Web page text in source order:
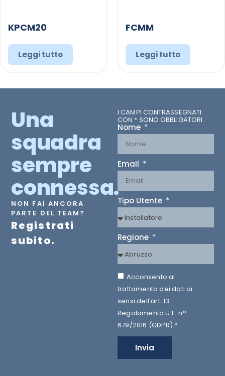
KPCM20
Leggi tutto
FCMM
Leggi tutto
Una
squadra
sempre
connessa.
NON FAI ANCORA
PARTE DEL TEAM?
Registrati
subito.
I CAMPI CONTRASSEGNATI
CON * SONO OBBLIGATORI.
Nome
Email
Tipo Utente
Regione
Acconsento al
trattamento dei dati ai
sensi dell'art. 13
Regolamento U.E. n°
679/2016 (GDPR) *
Invia